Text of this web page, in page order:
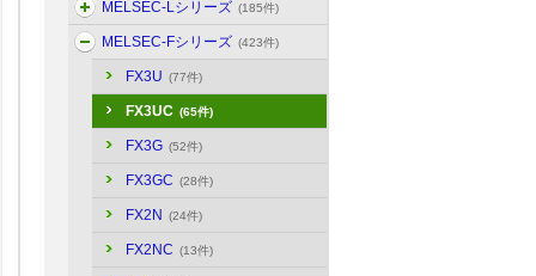
MELSEC-Lシリーズ (185件)
MELSEC-Fシリーズ (423件)
FX3U (77件)
FX3UC (65件)
FX3G (52件)
FX3GC (28件)
FX2N (24件)
FX2NC (13件)